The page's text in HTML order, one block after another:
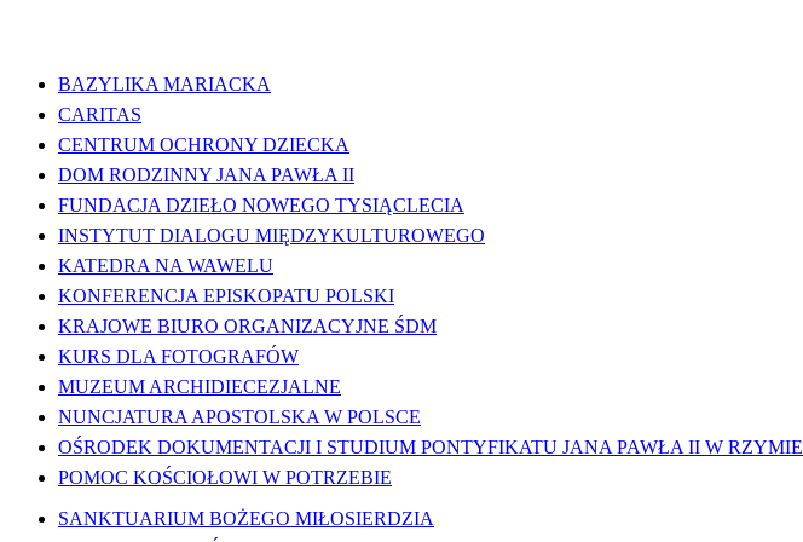
BAZYLIKA MARIACKA
CARITAS
CENTRUM OCHRONY DZIECKA
DOM RODZINNY JANA PAWŁA II
FUNDACJA DZIEŁO NOWEGO TYSIĄCLECIA
INSTYTUT DIALOGU MIĘDZYKULTUROWEGO
KATEDRA NA WAWELU
KONFERENCJA EPISKOPATU POLSKI
KRAJOWE BIURO ORGANIZACYJNE ŚDM
KURS DLA FOTOGRAFÓW
MUZEUM ARCHIDIECEZJALNE
NUNCJATURA APOSTOLSKA W POLSCE
OŚRODEK DOKUMENTACJI I STUDIUM PONTYFIKATU JANA PAWŁA II W RZYMIE
POMOC KOŚCIOŁOWI W POTRZEBIE
SANKTUARIUM BOŻEGO MIŁOSIERDZIA